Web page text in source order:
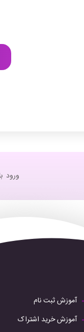
ورود
آموزش ثبت نام
آموزش خرید اشتراک